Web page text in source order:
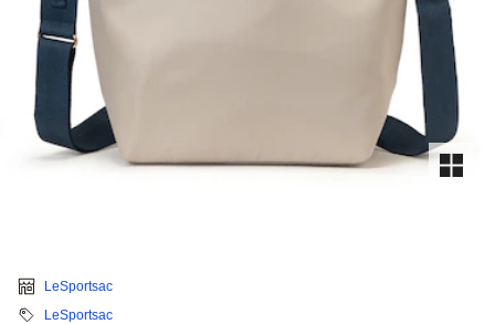
LeSportsac
LeSportsac